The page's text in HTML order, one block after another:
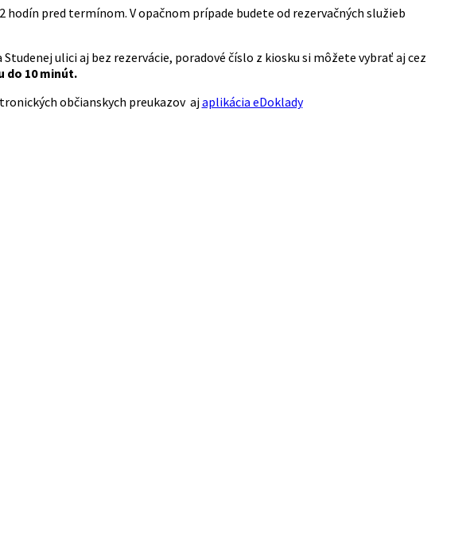
pred termínom. V opačnom prípade budete od rezervačných služieb
ulici aj bez rezervácie, poradové číslo z kiosku si môžete vybrať aj cez
do 10 minút.
občianskych preukazov ajaplikácia eDoklady